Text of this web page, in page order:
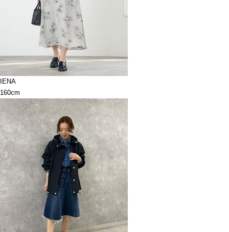
IENA
160cm